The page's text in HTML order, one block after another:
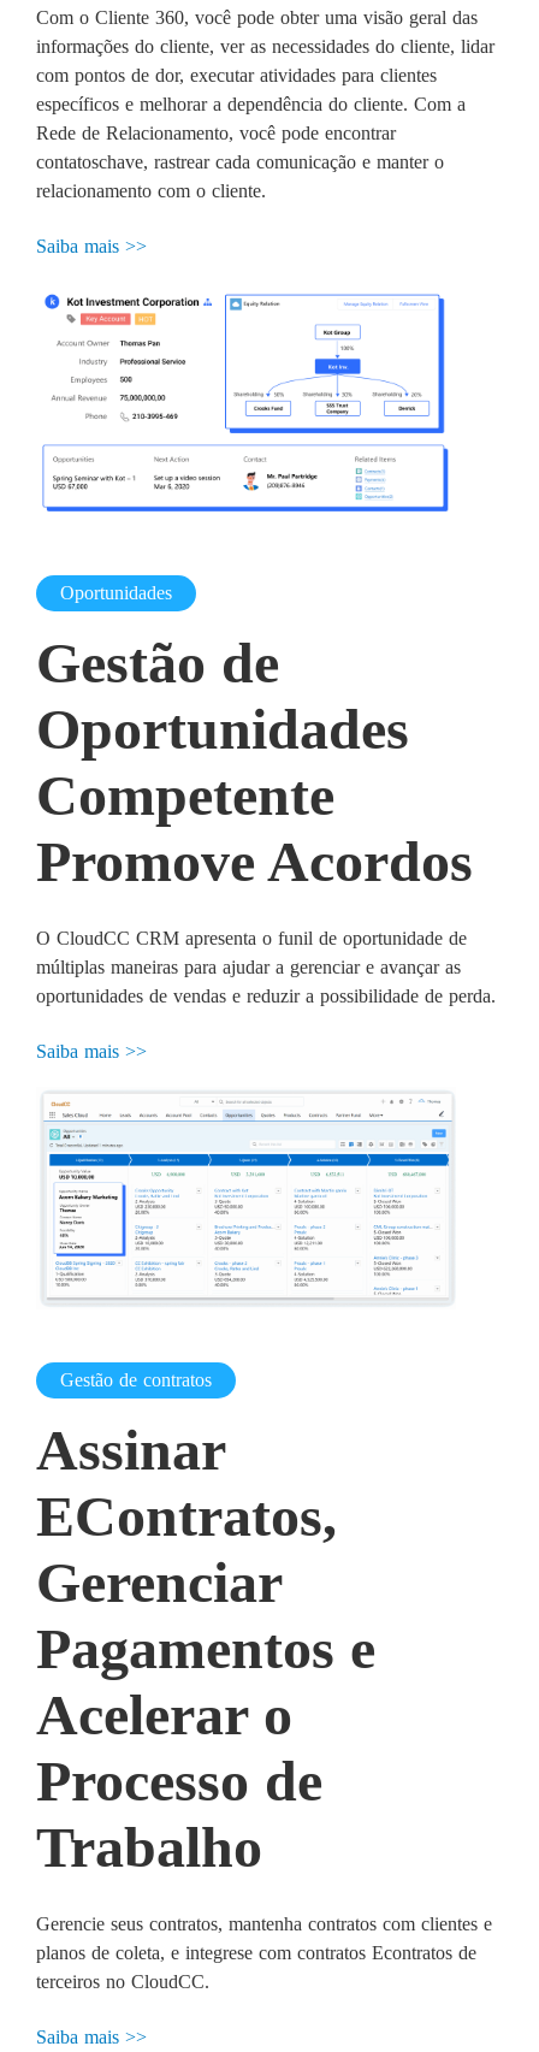
Com o Cliente 360, você pode obter uma visão geral das
informações do cliente, ver as necessidades do cliente, lidar
com pontos de dor, executar atividades para clientes
específicos e melhorar a dependência do cliente. Com a
Rede de Relacionamento, você pode encontrar
contatoschave, rastrear cada comunicação e manter o
relacionamento com o cliente.
Saiba mais >>
Oportunidades
Gestão de
Oportunidades
Competente
Promove Acordos
O CloudCC CRM apresenta o funil de oportunidade de
múltiplas maneiras para ajudar a gerenciar e avançar as
oportunidades de vendas e reduzir a possibilidade de perda.
Saiba mais >>
Gestão de contratos
Assinar
EContratos,
Gerenciar
Pagamentos e
Acelerar o
Processo de
Trabalho
Gerencie seus contratos, mantenha contratos com clientes e
planos de coleta, e integrese com contratos Econtratos de
terceiros no CloudCC.
Saiba mais >>